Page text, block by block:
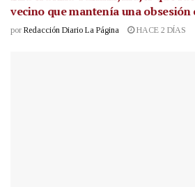
vecino que mantenía una obsesión
por Redacción Diario La Página HACE 2 DÍAS